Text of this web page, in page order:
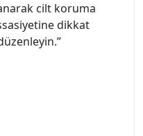
cilt koruma
dikkat